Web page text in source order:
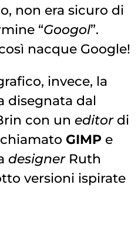
non era sicuro di
“Googol”.
nacque Google!
invece, la
disegnata dal
con un editordi
GIMP e
designerRuth
versioni ispirate